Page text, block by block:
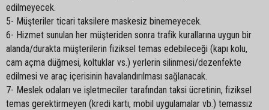
edilmeyecek.
5- Müşteriler ticari taksilere maskesiz binemeyecek.
6- Hizmet sunulan her müşteriden sonra trafik kurallarına uygun bir
alanda/durakta müşterilerin fiziksel temas edebileceği (kapı kolu,
cam açma düğmesi, koltuklar vs.) yerlerin silinmesi/dezenfekte
edilmesi ve araç içerisinin havalandırılması sağlanacak.
7- Meslek odaları ve işletmeciler tarafından taksi ücretinin, fiziksel
temas gerektirmeyen (kredi kartı, mobil uygulamalar vb.) temassız